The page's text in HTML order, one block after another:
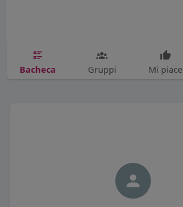
Bacheca Gruppi Mi piace